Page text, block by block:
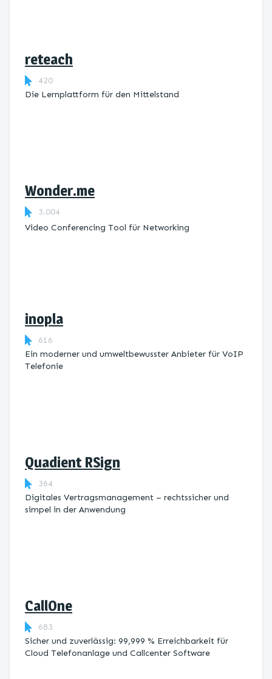
reteach
420
Die Lernplattform ​für den Mittelstand
Wonder.me
3.004
Video Conferencing Tool für Networking
inopla
616
Ein moderner und umweltbewusster Anbieter für VoIP
Telefonie
Quadient RSign
364
Digitales Vertragsmanagement – rechtssicher und
simpel in der Anwendung
CallOne
683
Sicher und zuverlässig: 99,999 % Erreichbarkeit für
Cloud Telefonanlage und Callcenter Software